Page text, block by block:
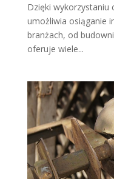
Dzięki wykorzystaniu
umożliwia osiąganie
branżach, od
oferuje wiele...